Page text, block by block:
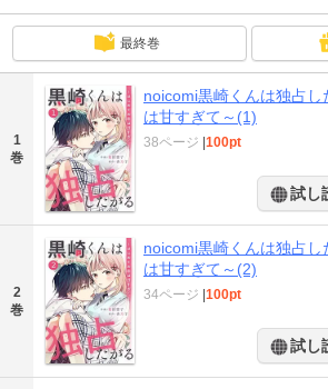
最終巻
1
巻
noicomi黒崎くんは独占
は甘すぎて～(1)
38ページ |100pt
試し
2
巻
noicomi黒崎くんは独占
は甘すぎて～(2)
34ページ |100pt
試し